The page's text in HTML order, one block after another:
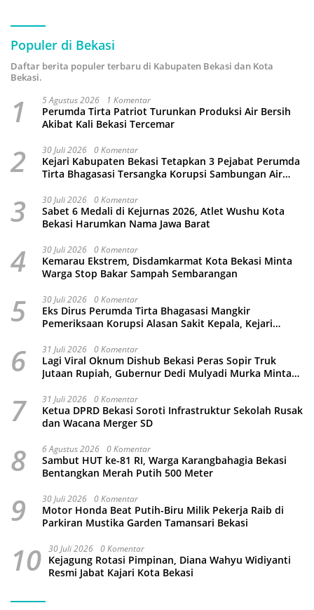
Populer di Bekasi
Daftar berita populer terbaru di Kabupaten Bekasi dan Kota
Bekasi.
1 5 Agustus 2026 1 Komentar
Perumda Tirta Patriot Turunkan Produksi Air Bersih
Akibat Kali Bekasi Tercemar
2 30 Juli 2026 0 Komentar
Kejari Kabupaten Bekasi Tetapkan 3 Pejabat Perumda
Tirta Bhagasasi Tersangka Korupsi Sambungan Air
3 30 Juli 2026 0 Komentar
Sabet 6 Medali di Kejurnas 2026, Atlet Wushu Kota
Bekasi Harumkan Nama Jawa Barat
4 30 Juli 2026 0 Komentar
Kemarau Ekstrem, Disdamkarmat Kota Bekasi Minta
Warga Stop Bakar Sampah Sembarangan
5 30 Juli 2026 0 Komentar
Eks Dirus Perumda Tirta Bhagasasi Mangkir
Pemeriksaan Korupsi Alasan Sakit Kepala, Kejari
6 31 Juli 2026 0 Komentar
Lagi Viral Oknum Dishub Bekasi Peras Sopir Truk
Jutaan Rupiah, Gubernur Dedi Mulyadi Murka Minta
7 31 Juli 2026 0 Komentar
Ketua DPRD Bekasi Soroti Infrastruktur Sekolah Rusak
dan Wacana Merger SD
8 6 Agustus 2026 0 Komentar
Sambut HUT ke-81 RI, Warga Karangbahagia Bekasi
Bentangkan Merah Putih 500 Meter
9 30 Juli 2026 0 Komentar
Motor Honda Beat Putih-Biru Milik Pekerja Raib di
Parkiran Mustika Garden Tamansari Bekasi
10 30 Juli 2026 0 Komentar
Kejagung Rotasi Pimpinan, Diana Wahyu Widiyanti
Resmi Jabat Kajari Kota Bekasi